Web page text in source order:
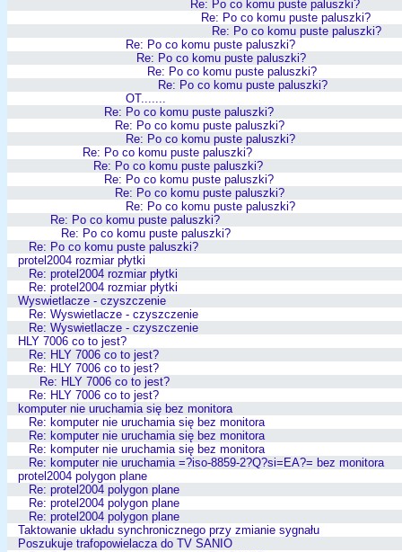
Re: Po co komu puste paluszki?
Re: Po co komu puste paluszki?
Re: Po co komu puste paluszki?
Re: Po co komu puste paluszki?
Re: Po co komu puste paluszki?
Re: Po co komu puste paluszki?
Re: Po co komu puste paluszki?
OT.......
Re: Po co komu puste paluszki?
Re: Po co komu puste paluszki?
Re: Po co komu puste paluszki?
Re: Po co komu puste paluszki?
Re: Po co komu puste paluszki?
Re: Po co komu puste paluszki?
Re: Po co komu puste paluszki?
Re: Po co komu puste paluszki?
Re: Po co komu puste paluszki?
Re: Po co komu puste paluszki?
Re: Po co komu puste paluszki?
protel2004 rozmiar płytki
Re: protel2004 rozmiar płytki
Re: protel2004 rozmiar płytki
Wyswietlacze - czyszczenie
Re: Wyswietlacze - czyszczenie
Re: Wyswietlacze - czyszczenie
HLY 7006 co to jest?
Re: HLY 7006 co to jest?
Re: HLY 7006 co to jest?
Re: HLY 7006 co to jest?
Re: HLY 7006 co to jest?
komputer nie uruchamia się bez monitora
Re: komputer nie uruchamia się bez monitora
Re: komputer nie uruchamia się bez monitora
Re: komputer nie uruchamia się bez monitora
Re: komputer nie uruchamia =?iso-8859-2?Q?si=EA?= bez monitora
protel2004 polygon plane
Re: protel2004 polygon plane
Re: protel2004 polygon plane
Re: protel2004 polygon plane
Taktowanie układu synchronicznego przy zmianie sygnału
Poszukuje trafopowielacza do TV SANIO